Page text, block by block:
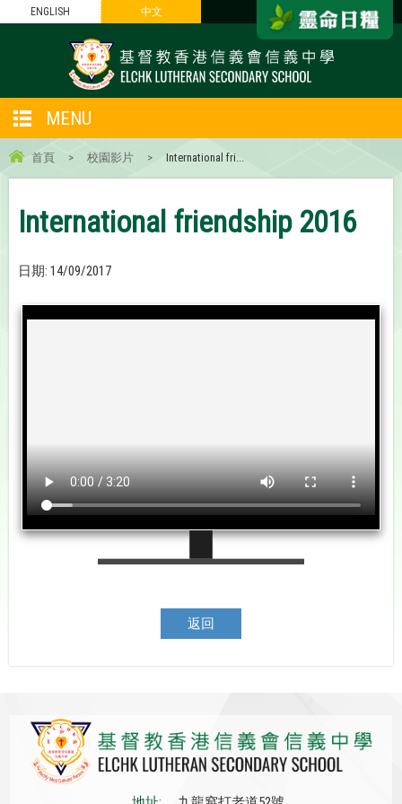
ENGLISH 中文
MENU
首頁 > 校園影片 > International fri...
International friendship 2016
日期: 14/09/2017
返回